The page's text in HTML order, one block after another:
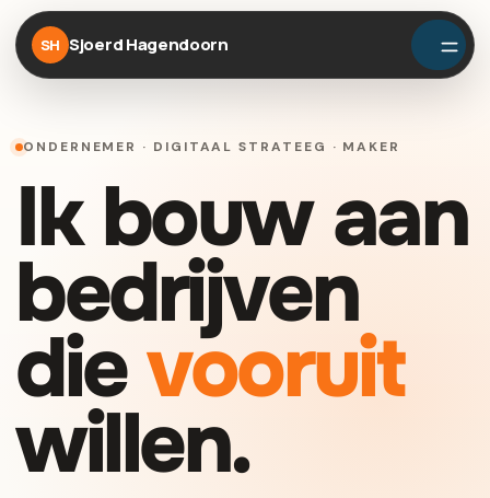
SH Sjoerd Hagendoorn
ONDERNEMER · DIGITAAL STRATEEG · MAKER
Ik bouw aan
bedrijven
dievooruit
willen.